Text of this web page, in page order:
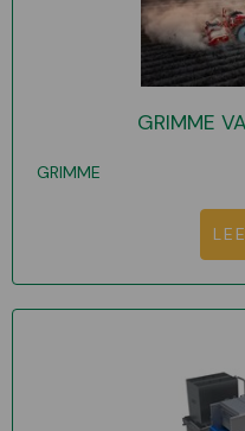
GRIMME
GRIMME